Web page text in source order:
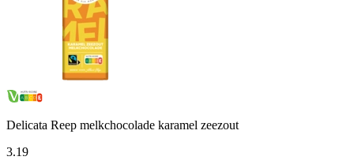
Delicata Reep melkchocolade karamel zeezout
3.19